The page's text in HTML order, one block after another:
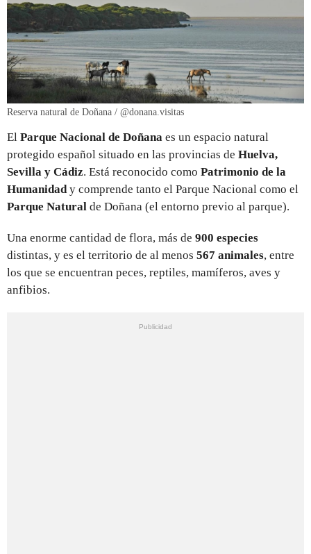
Reserva natural de Doñana / @donana.visitas
El Parque Nacional de Doñana es un espacio natural
protegido español situado en las provincias de Huelva,
Sevilla y Cádiz. Está reconocido como Patrimonio de la
Humanidady comprende tanto el Parque Nacional como el
Parque Natural de Doñana (el entorno previo al parque).
Una enorme cantidad de flora, más de 900 especies
distintas, y es el territorio de al menos 567 animales, entre
los que se encuentran peces, reptiles, mamíferos, aves y
anfibios.